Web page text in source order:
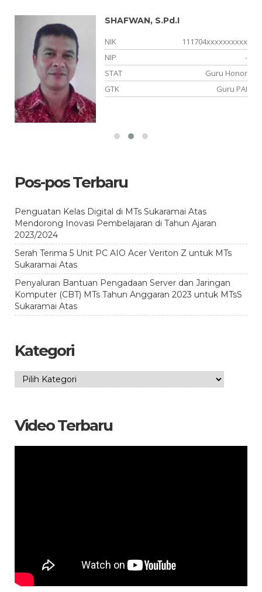
SHAFWAN, S.Pd.I
NIK
111704xxxxxxxxxx
NIP
-
STAT
Guru Honor
GTK
Guru PAI
Pos-pos Terbaru
Penguatan Kelas Digital di MTs Sukaramai Atas
Mendorong Inovasi Pembelajaran di Tahun Ajaran
2023/2024
Serah Terima 5 Unit PC AIO Acer Veriton Z untuk MTs
Sukaramai Atas
Penyaluran Bantuan Pengadaan Server dan Jaringan
Komputer (CBT) MTs Tahun Anggaran 2023 untuk MTsS
Sukaramai Atas
Kategori
Kategori
Video Terbaru